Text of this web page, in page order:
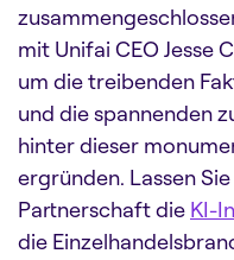
mit Unifai CEO Jesse
um die treibenden
und die spannenden
hinter dieser
ergründen. Lassen
Partnerschaft die KI-
die